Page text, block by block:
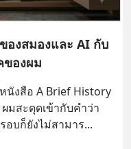
องสมองและ AI กับ
ของผม
งสือ A Brief History
มสะดุดเข้ากับคำว่า
บก็ยังไม่สามาร